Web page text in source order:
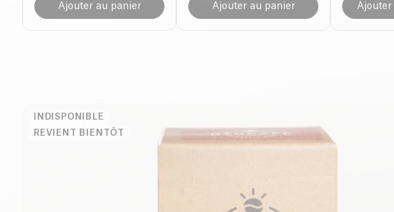
Ajouter au panier Ajouter au panier
INDISPONIBLE
REVIENT BIENTÔT